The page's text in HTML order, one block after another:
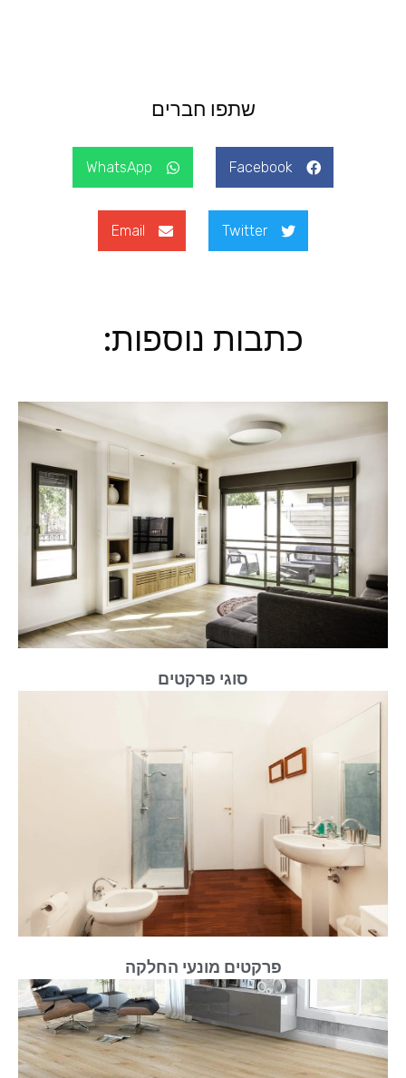
שתפו חברים
Facebook
WhatsApp
Twitter
Email
כתבות נוספות:
סוגי פרקטים
פרקטים מונעי החלקה